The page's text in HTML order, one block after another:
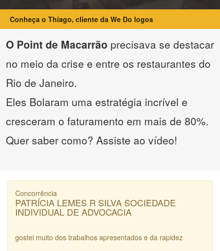
Conheça o Thiago, cliente da We Do logos
O Point de Macarrão precisava se destacar
no meio da crise e entre os restaurantes do
Rio de Janeiro.
Eles Bolaram uma estratégia incrível e
cresceram o faturamento em mais de 80%.
Quer saber como? Assiste ao vídeo!
Concorrência
PATRÍCIA LEMES R SILVA SOCIEDADE
INDIVIDUAL DE ADVOCACIA
gostei muito dos trabalhos apresentados e da rapidez